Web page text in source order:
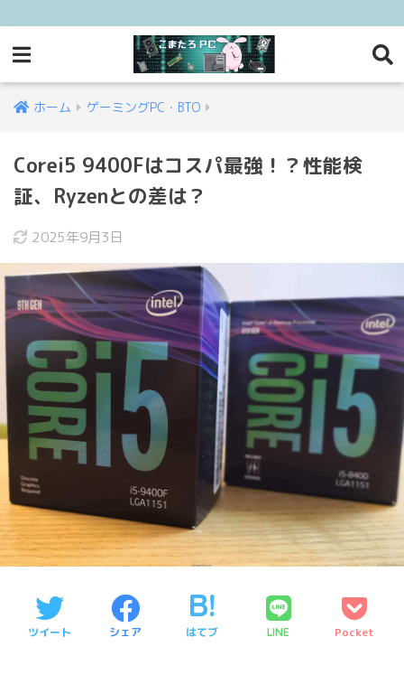
ホーム ゲーミングPC・BTO
Corei5 9400Fはコスパ最強！？性能検
証、Ryzenとの差は？
2025年9月3日
ツイート シェア はてブ LINE Pocket